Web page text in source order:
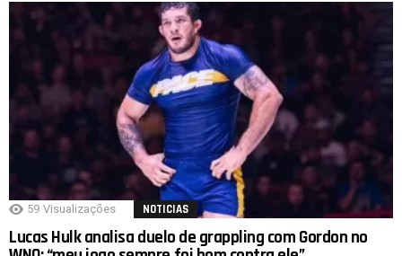
59 Visualizações NOTICIAS
Lucas Hulk analisa duelo de grappling com Gordon no